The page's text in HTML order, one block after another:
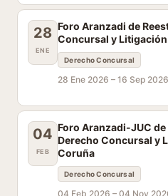
28
ENE
Foro Aranzadi de
Concursal y
Derecho Concursal
28 Ene 2026 – 16 Sep 2026
04
FEB
Foro Aranzadi-JUC
Derecho Concursal y
Coruña
Derecho Concursal
04 Feb 2026 – 04 Nov